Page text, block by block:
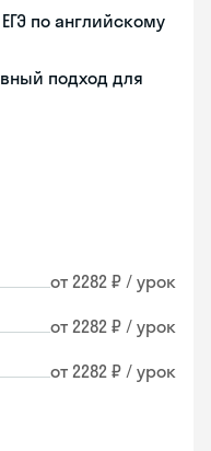
по английскому
подход для
от 2282 ₽ / урок
от 2282 ₽ / урок
от 2282 ₽ / урок